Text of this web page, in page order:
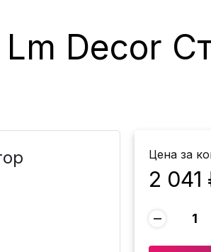
Decor
Цена за
2 041
−